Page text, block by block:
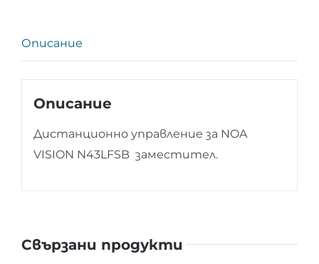
Описание
Описание
Дистанционно управление за NOA
VISION N43LFSB заместител.
Свързани продукти